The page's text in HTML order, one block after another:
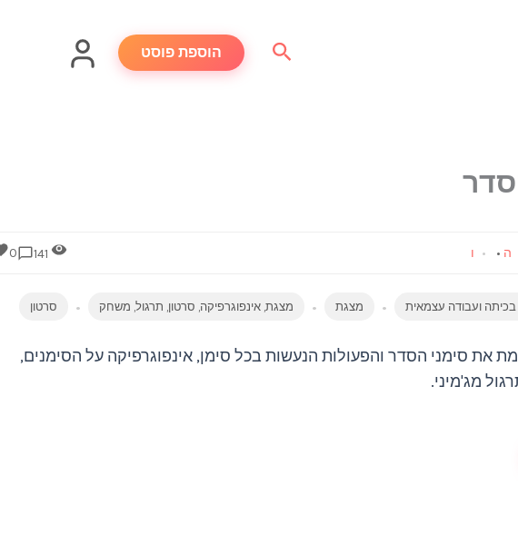
חיפוש הוספת פוסט
ה • ו 0
ועבודה עצמאית מצגת מצגת, אינפוגרפיקה, סרטון, תרגול, משחק סרטון
את סימני הסדר והפעולות הנעשות בכל סימן, אינפוגרפיקה על הסימנים,
מג'מיני.